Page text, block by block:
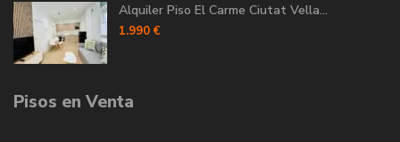
Alquiler Piso El Carme Ciutat Vella...
1.990 €
Pisos en Venta